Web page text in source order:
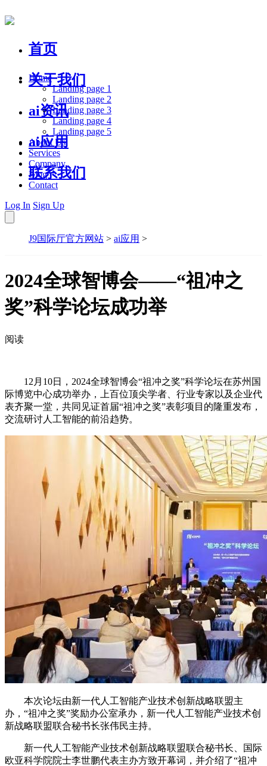
首页
关于我们
ai资讯
ai应用
联系我们
Home
Landing page 1
Landing page 2
Landing page 3
Landing page 4
Landing page 5
About Us
Services
Company
Blog
Contact
Log In Sign Up
J9国际厅官方网站 > ai应用 >
2024全球智博会——“祖冲之
奖”科学论坛成功举
阅读
12月10日，2024全球智博会“祖冲之奖”科学论坛在苏州国
际博览中心成功举办，上百位顶尖学者、行业专家以及企业代
表齐聚一堂，共同见证首届“祖冲之奖”表彰项目的隆重发布，
交流研讨人工智能的前沿趋势。
本次论坛由新一代人工智能产业技术创新战略联盟主
办，“祖冲之奖”奖励办公室承办，新一代人工智能产业技术创
新战略联盟联合秘书长张伟民主持。
新一代人工智能产业技术创新战略联盟联合秘书长、国际
欧亚科学院院士李世鹏代表主办方致开幕词，并介绍了“祖冲